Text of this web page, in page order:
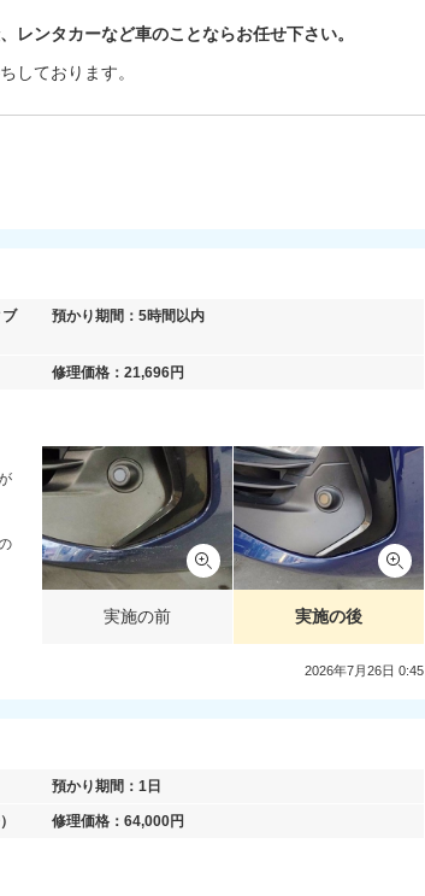
レンタカーなど車のことならお任せ下さい。
しております。
預かり期間： 5時間以内
修理価格： 21,696円
実施の前 実施の後
2026年7月26日 0:45
預かり期間： 1日
修理価格： 64,000円